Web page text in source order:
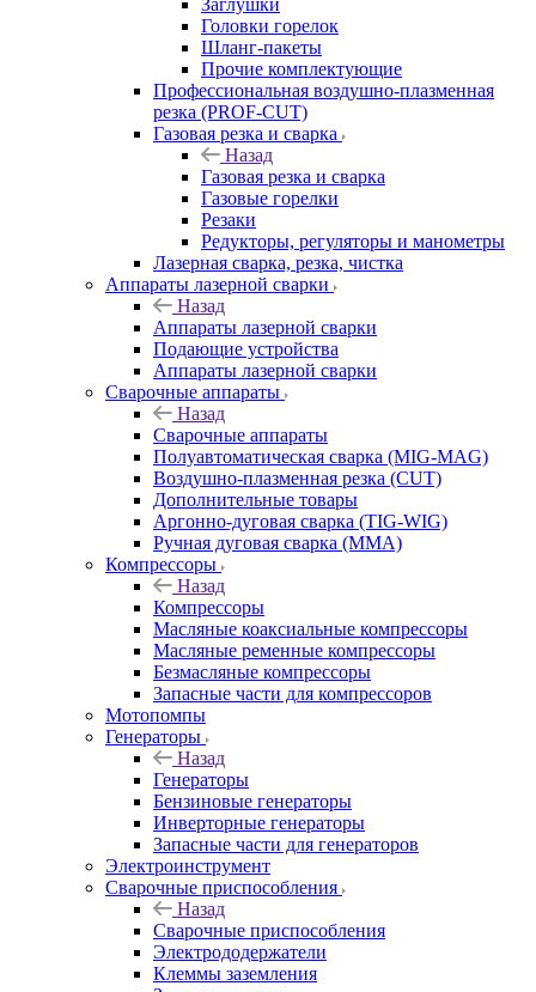
Заглушки
Головки горелок
Шланг-пакеты
Прочие комплектующие
Профессиональная воздушно-плазменная
резка (PROF-CUT)
Газовая резка и сварка
Назад
Газовая резка и сварка
Газовые горелки
Резаки
Редукторы, регуляторы и манометры
Лазерная сварка, резка, чистка
Аппараты лазерной сварки
Назад
Аппараты лазерной сварки
Подающие устройства
Аппараты лазерной сварки
Сварочные аппараты
Назад
Сварочные аппараты
Полуавтоматическая сварка (MIG-MAG)
Воздушно-плазменная резка (CUT)
Дополнительные товары
Аргонно-дуговая сварка (TIG-WIG)
Ручная дуговая сварка (MMA)
Компрессоры
Назад
Компрессоры
Масляные коаксиальные компрессоры
Масляные ременные компрессоры
Безмасляные компрессоры
Запасные части для компрессоров
Мотопомпы
Генераторы
Назад
Генераторы
Бензиновые генераторы
Инверторные генераторы
Запасные части для генераторов
Электроинструмент
Сварочные приспособления
Назад
Сварочные приспособления
Электрододержатели
Клеммы заземления